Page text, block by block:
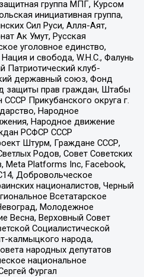
группа МПГ, Курсом
инициативная группа,
Сил Руси, Алля-Аят,
Ак Умут, Русская
уголовное единство,
и свобода, W.H.С., Фалунь
Патриотический клуб-
державный союз, Фонд
защиты прав граждан, Штабы
Прикубанского округа г.
Народное
Народное движение
РСФСР СССР
Штурм, Граждане СССР,
Родов, Совет Советских
Meta Platforms Inc, Facebook,
Добровольческое
националистов, Черный
Всетатарское
Молодежное
Весна, Верховный Совет
Социалистической
калмыцкого народа,
народных депутатов
национальное
Фургал